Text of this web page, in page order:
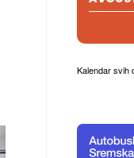
Kalendar svih